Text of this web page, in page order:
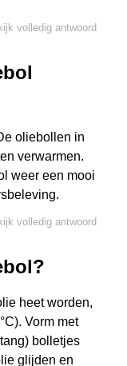
volledig antwoord
oliebollen in
verwarmen.
weer een mooi
volledig antwoord
heet worden,
Vorm met
bolletjes
glijden en